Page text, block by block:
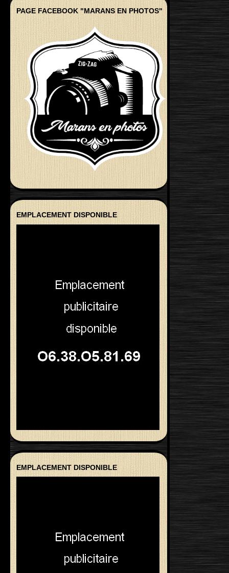
PAGE FACEBOOK "MARANS EN PHOTOS"
EMPLACEMENT DISPONIBLE
EMPLACEMENT DISPONIBLE